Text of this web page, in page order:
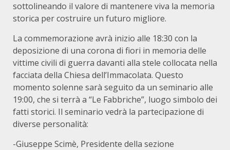
sottolineando il valore di mantenere viva la memoria
storica per costruire un futuro migliore.
La commemorazione avrà inizio alle 18:30 con la
deposizione di una corona di fiori in memoria delle
vittime civili di guerra davanti alla stele collocata nella
facciata della Chiesa dell’Immacolata. Questo
momento solenne sarà seguito da un seminario alle
19:00, che si terrà a “Le Fabbriche”, luogo simbolo dei
fatti storici. Il seminario vedrà la partecipazione di
diverse personalità:
-Giuseppe Scimè, Presidente della sezione